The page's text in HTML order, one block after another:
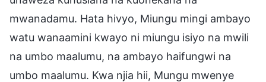
mwanadamu. Hata hivyo, Miungu mingi ambayo
watu wanaamini kwayo ni miungu isiyo na mwili
na umbo maalumu, na ambayo haifungwi na
umbo maalumu. Kwa njia hii, Mungu mwenye